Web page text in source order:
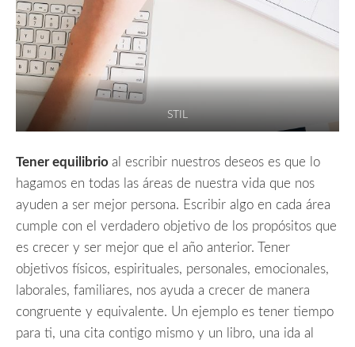
STIL
Tener equilibrio al escribir nuestros deseos es que lo
hagamos en todas las áreas de nuestra vida que nos
ayuden a ser mejor persona. Escribir algo en cada área
cumple con el verdadero objetivo de los propósitos que
es crecer y ser mejor que el año anterior. Tener
objetivos físicos, espirituales, personales, emocionales,
laborales, familiares, nos ayuda a crecer de manera
congruente y equivalente. Un ejemplo es tener tiempo
para ti, una cita contigo mismo y un libro, una ida al